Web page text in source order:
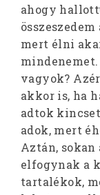
ahogy
mert élni
vagyok?
akkor is, ha
adtok
adok, mert
Aztán, sokan
elfogynak a
tartalékok,